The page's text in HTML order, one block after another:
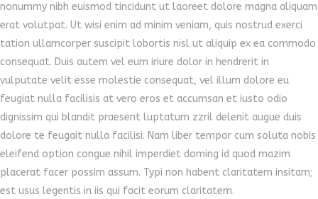
nonummy nibh euismod tincidunt ut laoreet dolore magna aliquam
erat volutpat. Ut wisi enim ad minim veniam, quis nostrud exerci
tation ullamcorper suscipit lobortis nisl ut aliquip ex ea commodo
consequat. Duis autem vel eum iriure dolor in hendrerit in
vulputate velit esse molestie consequat, vel illum dolore eu
feugiat nulla facilisis at vero eros et accumsan et iusto odio
dignissim qui blandit praesent luptatum zzril delenit augue duis
dolore te feugait nulla facilisi. Nam liber tempor cum soluta nobis
eleifend option congue nihil imperdiet doming id quod mazim
placerat facer possim assum. Typi non habent claritatem insitam;
est usus legentis in iis qui facit eorum claritatem.